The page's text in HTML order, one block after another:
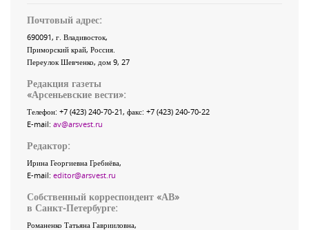
Почтовый адрес:
690091, г. Владивосток,
Приморский край, Россия
Переулок Шевченко, дом 9, 27
Редакция газеты
«Арсеньевские вести»:
Телефон: +7 (423) 240-70-21, факс: +7 (423) 240-70-22
E-mail: av@arsvest.ru
Редактор:
Ирина Георгиевна Гребнёва,
E-mail: editor@arsvest.ru
Собственный корреспондент «АВ»
в Санкт-Петербурге:
Романенко Татьяна Гаврииловна,